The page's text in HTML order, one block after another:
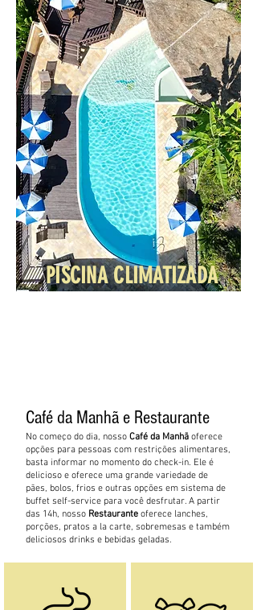
PISCINA CLIMATIZADA
Café da Manhã e Restaurante
No começo do dia, nosso Café da Manhã oferece
opções para pessoas com restrições alimentares,
basta informar no momento do check-in. Ele é
delicioso e oferece uma grande variedade de
pães, bolos, frios e outras opções em sistema de
buffet self-service para você desfrutar. A partir
das 14h, nosso Restaurante oferece lanches,
porções, pratos a la carte, sobremesas e também
deliciosos drinks e bebidas geladas.